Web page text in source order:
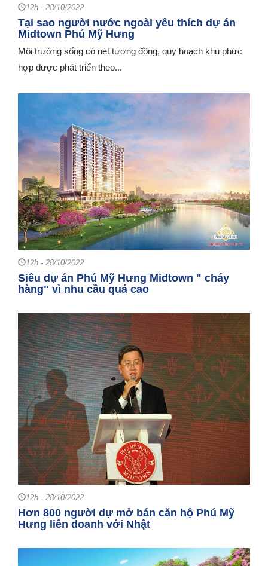
12h - 28/10/2022
Tại sao người nước ngoài yêu thích dự án
Midtown Phú Mỹ Hưng
Môi trường sống có nét tương đồng, quy hoạch khu phức
hợp được phát triển theo...
12h - 28/10/2022
Siêu dự án Phú Mỹ Hưng Midtown " cháy
hàng" vì nhu cầu quá cao
12h - 28/10/2022
Hơn 800 người dự mở bán căn hộ Phú Mỹ
Hưng liên doanh với Nhật